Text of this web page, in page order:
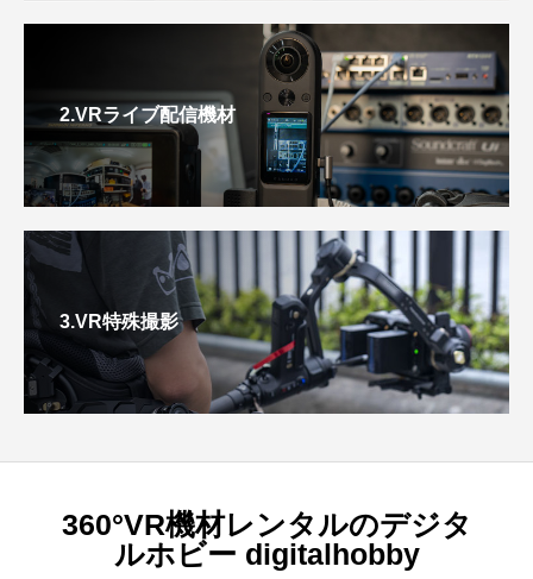
2.VRライブ配信機材
3.VR特殊撮影
360°VR機材レンタルのデジタ
ルホビー digitalhobby